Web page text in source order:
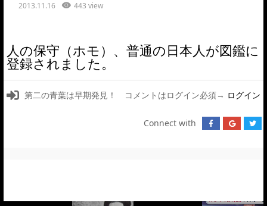
2013.11.16 443 view
人の保守（ホモ）、普通の日本人が図鑑に
登録されました。
第二の青葉は早期発見！ コメントはログイン必須→ ログイン
Connect with